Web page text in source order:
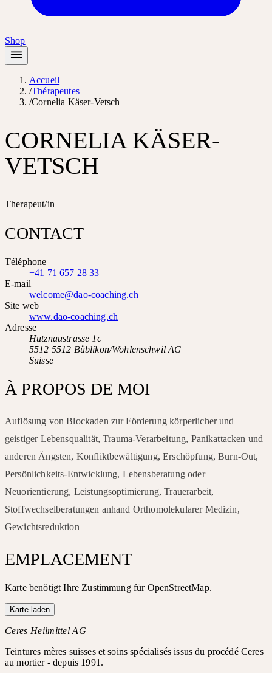
Shop
Accueil
/Thérapeutes
/Cornelia Käser-Vetsch
CORNELIA KÄSER-
VETSCH
Therapeut/in
CONTACT
Téléphone
+41 71 657 28 33
E-mail
welcome@dao-coaching.ch
Site web
www.dao-coaching.ch
Adresse
Hutznaustrasse 1c
5512 5512 Büblikon/Wohlenschwil AG
Suisse
À PROPOS DE MOI
Auflösung von Blockaden zur Förderung körperlicher und
geistiger Lebensqualität, Trauma-Verarbeitung, Panikattacken und
anderen Ängsten, Konfliktbewältigung, Erschöpfung, Burn-Out,
Persönlichkeits-Entwicklung, Lebensberatung oder
Neuorientierung, Leistungsoptimierung, Trauerarbeit,
Stoffwechselberatungen anhand Orthomolekularer Medizin,
Gewichtsreduktion
EMPLACEMENT
Karte benötigt Ihre Zustimmung für OpenStreetMap.
Karte laden
Ceres Heilmittel AG
Teintures mères suisses et soins spécialisés issus du procédé Ceres
au mortier - depuis 1991.